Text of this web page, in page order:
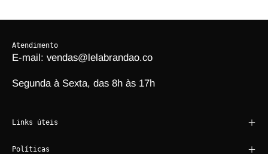
Atendimento
E-mail: vendas@lelabrandao.co
Segunda à Sexta, das 8h às 17h
Links úteis
Políticas